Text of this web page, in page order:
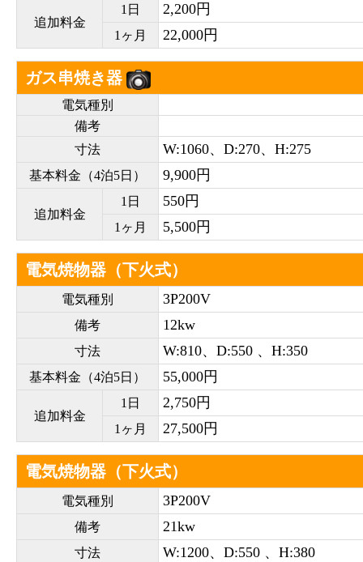
追加料金
1日 2,200円
1ヶ月 22,000円
ガス串焼き器
電気種別
備考
寸法
W:1060、D:270、H:275
基本料金（4泊5日） 9,900円
追加料金
1日 550円
1ヶ月 5,500円
電気焼物器（下火式）
電気種別 3P200V
備考 12kw
寸法 W:810、D:550 、H:350
基本料金（4泊5日） 55,000円
追加料金
1日 2,750円
1ヶ月 27,500円
電気焼物器（下火式）
電気種別 3P200V
備考 21kw
寸法 W:1200、D:550 、H:380